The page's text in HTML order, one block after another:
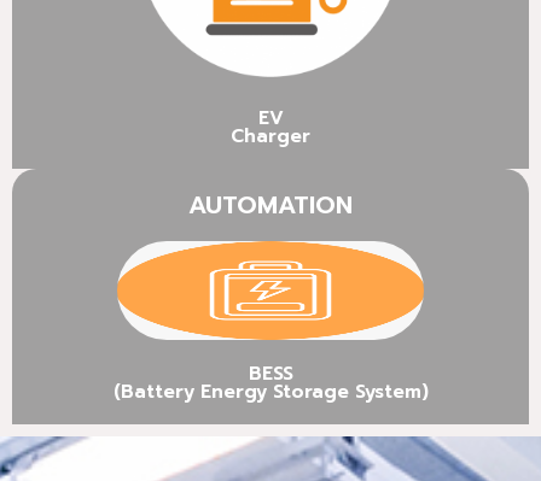
EV
Charger
AUTOMATION
BESS
(Battery Energy Storage System)